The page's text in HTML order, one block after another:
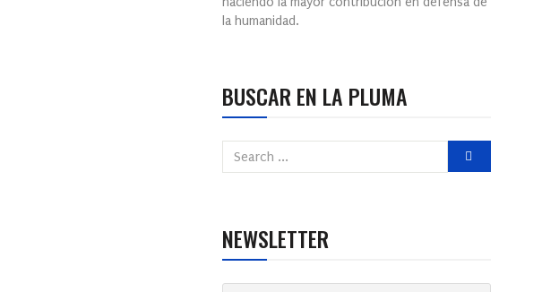
la humanidad.
BUSCAR EN LA PLUMA
NEWSLETTER